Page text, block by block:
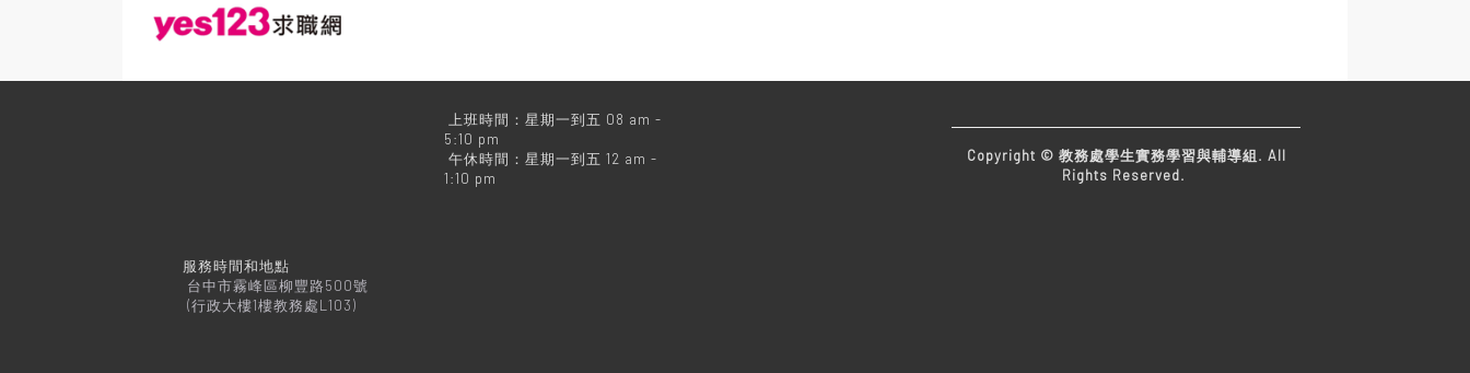
服務時間和地點
台中市霧峰區柳豐路500號
(行政大樓1樓教務處L103)
上班時間：星期一到五 08 am -
5:10 pm
午休時間：星期一到五 12 am -
1:10 pm
Copyright © 教務處學生實務學習與輔導組. All
Rights Reserved.